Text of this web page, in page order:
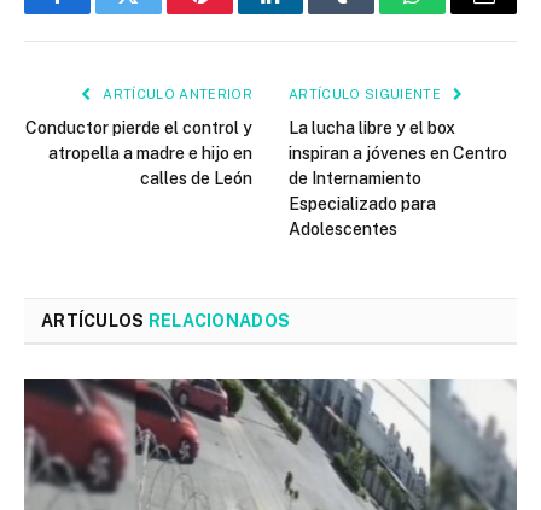
FacebookTwitter PinterestLinkedInTumblr WhatsAppEmail
ARTÍCULO ANTERIOR
Conductor pierde el control y
atropella a madre e hijo en
calles de León
ARTÍCULO SIGUIENTE
La lucha libre y el box
inspiran a jóvenes en Centro
de Internamiento
Especializado para
Adolescentes
ARTÍCULOS RELACIONADOS